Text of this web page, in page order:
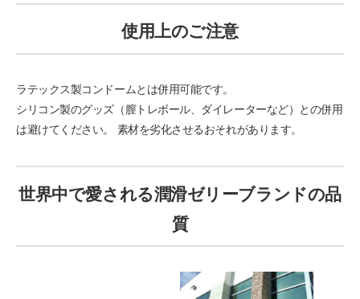
使用上のご注意
ラテックス製コンドームとは併用可能です。
シリコン製のグッズ（膣トレボール、ダイレーターなど）との併用
は避けてください。 素材を劣化させるおそれがあります。
世界中で愛される潤滑ゼリーブランドの品
質